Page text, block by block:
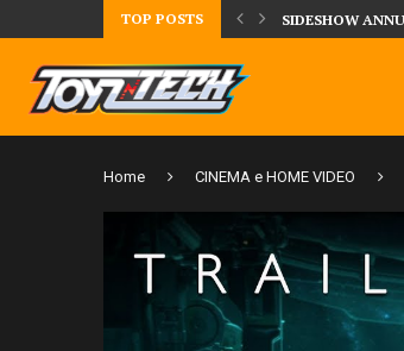
TOP POSTS
Home CINEMA e HOME VIDEO